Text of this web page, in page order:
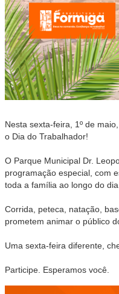
Nesta sexta-feira, 1º de
o Dia do Trabalhador!
O Parque Municipal Dr.
programação especial, com
toda a família ao longo do dia.
Corrida, peteca, natação,
prometem animar o público
Uma sexta-feira diferente,
Participe. Esperamos você.